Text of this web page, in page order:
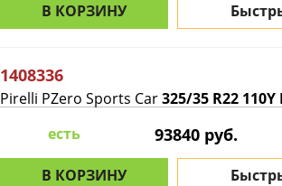
В КОРЗИНУ
1408336
Pirelli PZero Sports Car325/35 R22 110Y
есть
93840 руб.
В КОРЗИНУ